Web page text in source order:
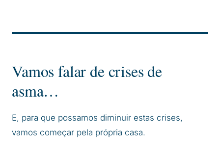
Vamos falar de crises de
asma…
E, para que possamos diminuir estas crises,
vamos começar pela própria casa.